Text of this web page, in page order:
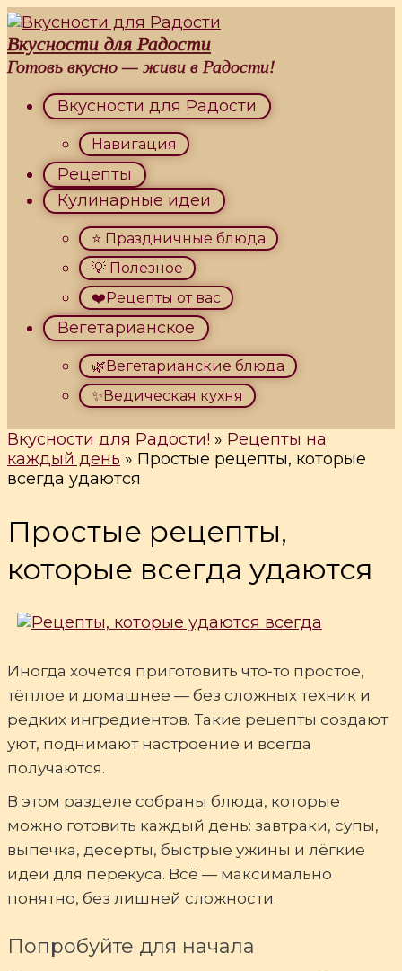
Перейти
к
контенту
Вкусности для Радости
Готовь вкусно — живи в Радости!
Вкусности для Радости
Навигация
Рецепты
Кулинарные идеи
⭐ Праздничные блюда
💡 Полезное
❤️Рецепты от вас
Вегетарианское
🌿Вегетарианские блюда
✨Ведическая кухня
Вкусности для Радости! » Рецепты на
каждый день » Простые рецепты, которые
всегда удаются
Простые рецепты,
которые всегда удаются
Иногда хочется приготовить что‑то простое,
тёплое и домашнее — без сложных техник и
редких ингредиентов. Такие рецепты создают
уют, поднимают настроение и всегда
получаются.
В этом разделе собраны блюда, которые
можно готовить каждый день: завтраки, супы,
выпечка, десерты, быстрые ужины и лёгкие
идеи для перекуса. Всё — максимально
понятно, без лишней сложности.
Попробуйте для начала